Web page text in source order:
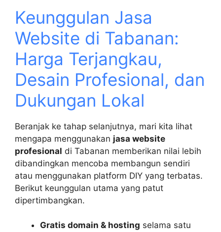
Keunggulan Jasa
Website di Tabanan:
Harga Terjangkau,
Desain Profesional, dan
Dukungan Lokal
Beranjak ke tahap selanjutnya, mari kita lihat
mengapa menggunakan jasa website
profesional di Tabanan memberikan nilai lebih
dibandingkan mencoba membangun sendiri
atau menggunakan platform DIY yang terbatas.
Berikut keunggulan utama yang patut
dipertimbangkan.
Gratis domain & hosting selama satu